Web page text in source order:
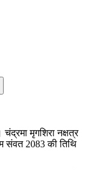
मृगशिरा नक्षत्र
संवत 2083 की तिथि